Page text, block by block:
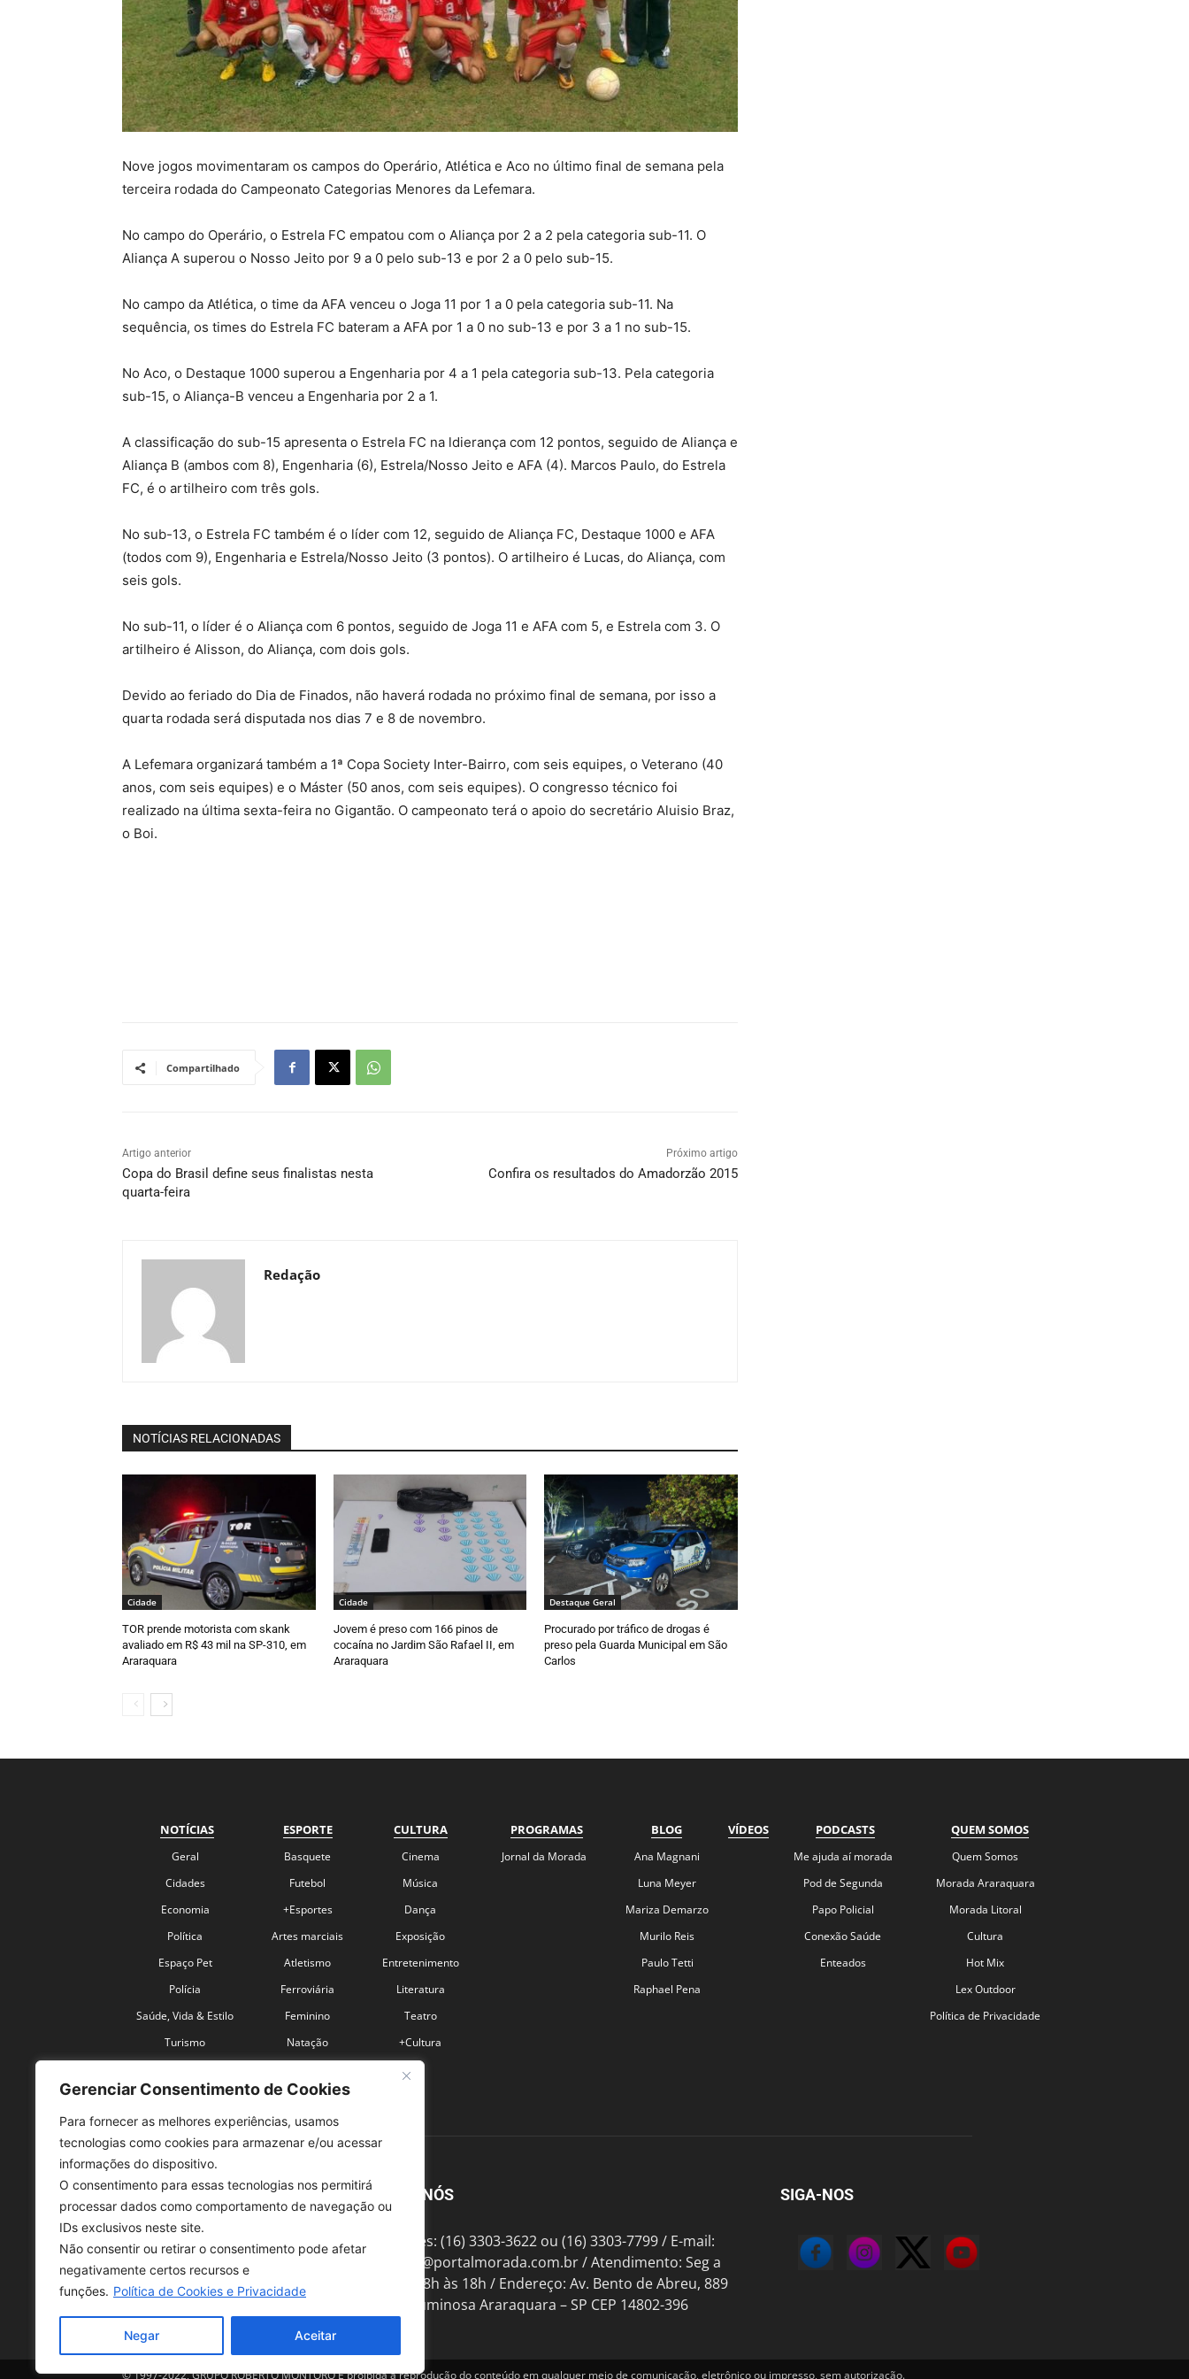
Gerenciar Consentimento de Cookies
Para fornecer as melhores experiências, usamos
tecnologias como cookies para armazenar e/ou acessar
informações do dispositivo.
O consentimento para essas tecnologias nos permitirá
processar dados como comportamento de navegação ou
IDs exclusivos neste site.
Não consentir ou retirar o consentimento pode afetar
negativamente certos recursos e
funções. Política de Cookies e Privacidade
Negar Aceitar
Nove jogos movimentaram os campos do Operário, Atlética e Aco no último final de semana pela
terceira rodada do Campeonato Categorias Menores da Lefemara.
No campo do Operário, o Estrela FC empatou com o Aliança por 2 a 2 pela categoria sub-11. O
Aliança A superou o Nosso Jeito por 9 a 0 pelo sub-13 e por 2 a 0 pelo sub-15.
No campo da Atlética, o time da AFA venceu o Joga 11 por 1 a 0 pela categoria sub-11. Na
sequência, os times do Estrela FC bateram a AFA por 1 a 0 no sub-13 e por 3 a 1 no sub-15.
No Aco, o Destaque 1000 superou a Engenharia por 4 a 1 pela categoria sub-13. Pela categoria
sub-15, o Aliança-B venceu a Engenharia por 2 a 1.
A classificação do sub-15 apresenta o Estrela FC na ldierança com 12 pontos, seguido de Aliança e
Aliança B (ambos com 8), Engenharia (6), Estrela/Nosso Jeito e AFA (4). Marcos Paulo, do Estrela
FC, é o artilheiro com três gols.
No sub-13, o Estrela FC também é o líder com 12, seguido de Aliança FC, Destaque 1000 e AFA
(todos com 9), Engenharia e Estrela/Nosso Jeito (3 pontos). O artilheiro é Lucas, do Aliança, com
seis gols.
No sub-11, o líder é o Aliança com 6 pontos, seguido de Joga 11 e AFA com 5, e Estrela com 3. O
artilheiro é Alisson, do Aliança, com dois gols.
Devido ao feriado do Dia de Finados, não haverá rodada no próximo final de semana, por isso a
quarta rodada será disputada nos dias 7 e 8 de novembro.
A Lefemara organizará também a 1ª Copa Society Inter-Bairro, com seis equipes, o Veterano (40
anos, com seis equipes) e o Máster (50 anos, com seis equipes). O congresso técnico foi
realizado na última sexta-feira no Gigantão. O campeonato terá o apoio do secretário Aluisio Braz,
o Boi.
Compartilhado
Artigo anterior
Copa do Brasil define seus finalistas nesta
quarta-feira
Próximo artigo
Confira os resultados do Amadorzão 2015
Redação
NOTÍCIAS RELACIONADAS
Cidade
TOR prende motorista com skank
avaliado em R$ 43 mil na SP-310, em
Araraquara
Cidade
Jovem é preso com 166 pinos de
cocaína no Jardim São Rafael II, em
Araraquara
Destaque Geral
Procurado por tráfico de drogas é
preso pela Guarda Municipal em São
Carlos
NOTÍCIAS
Geral
Cidades
Economia
Política
Espaço Pet
Polícia
Saúde, Vida & Estilo
Turismo
ESPORTE
Basquete
Futebol
+Esportes
Artes marciais
Atletismo
Ferroviária
Feminino
Natação
CULTURA
Cinema
Música
Dança
Exposição
Entretenimento
Literatura
Teatro
+Cultura
PROGRAMAS
Jornal da Morada
BLOG
Ana Magnani
Luna Meyer
Mariza Demarzo
Murilo Reis
Paulo Tetti
Raphael Pena
VÍDEOS PODCASTS
Me ajuda aí morada
Pod de Segunda
Papo Policial
Conexão Saúde
Enteados
QUEM SOMOS
Quem Somos
Morada Araraquara
Morada Litoral
Cultura
Hot Mix
Lex Outdoor
Política de Privacidade
SOBRE NÓS
Telefones: (16) 3303-3622 ou (16) 3303-7799 / E-mail:
contato@portalmorada.com.br/ Atendimento: Seg a
Sex das 8h às 18h / Endereço: Av. Bento de Abreu, 889
Fonte Luminosa Araraquara – SP CEP 14802-396
SIGA-NOS
© 1997-2022, GRUPO ROBERTO MONTORO É proibida a reprodução do conteúdo em qualquer meio de comunicação, eletrônico ou impresso, sem autorização.